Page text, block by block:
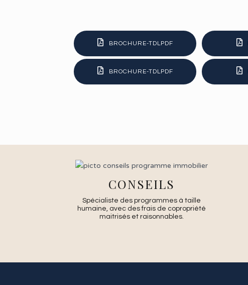
BROCHURE-TDLPDF
BROCHURE-TDLPDF
CONSEILS
Spécialiste des programmes à taille
humaine, avec des frais de copropriété
maitrisés et raisonnables.